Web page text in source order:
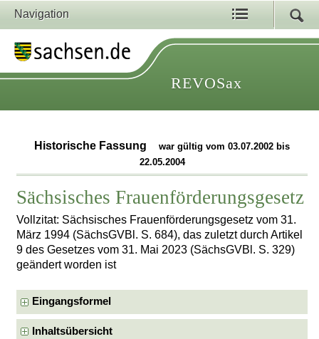
Navigation
REVOSax
Historische Fassung
war gültig vom 03.07.2002 bis
22.05.2004
Sächsisches Frauenförderungsgesetz
Vollzitat: Sächsisches Frauenförderungsgesetz vom 31.
März 1994 (SächsGVBl. S. 684), das zuletzt durch Artikel
9 des Gesetzes vom 31. Mai 2023 (SächsGVBl. S. 329)
geändert worden ist
Eingangsformel
Inhaltsübersicht